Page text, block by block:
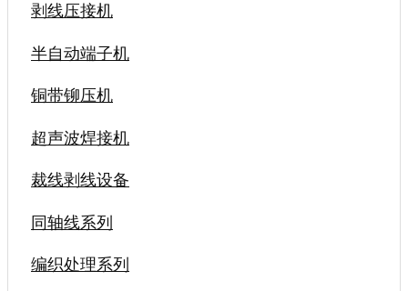
剥线压接机
半自动端子机
铜带铆压机
超声波焊接机
裁线剥线设备
同轴线系列
编织处理系列